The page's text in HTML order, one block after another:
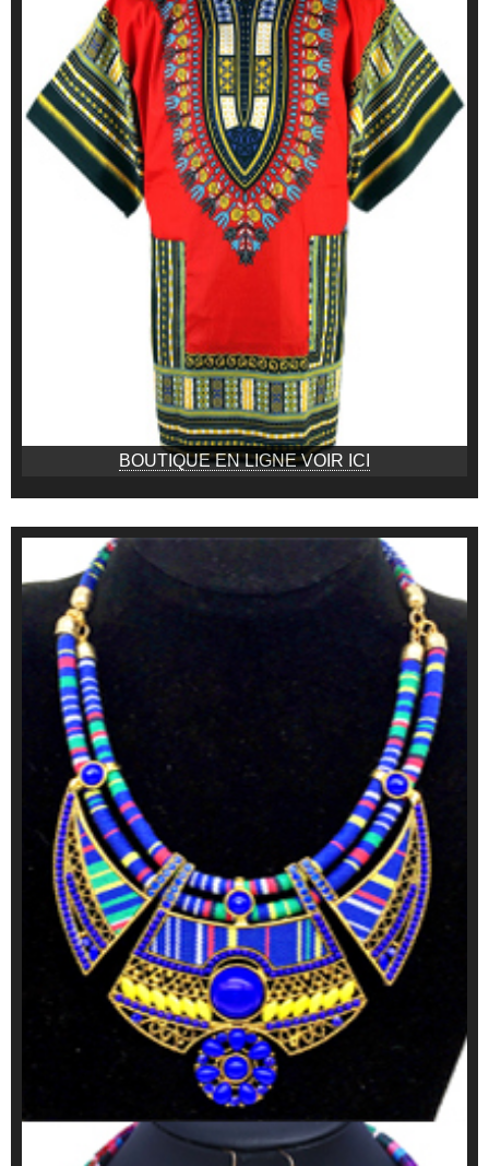
BOUTIQUE EN LIGNE VOIR ICI